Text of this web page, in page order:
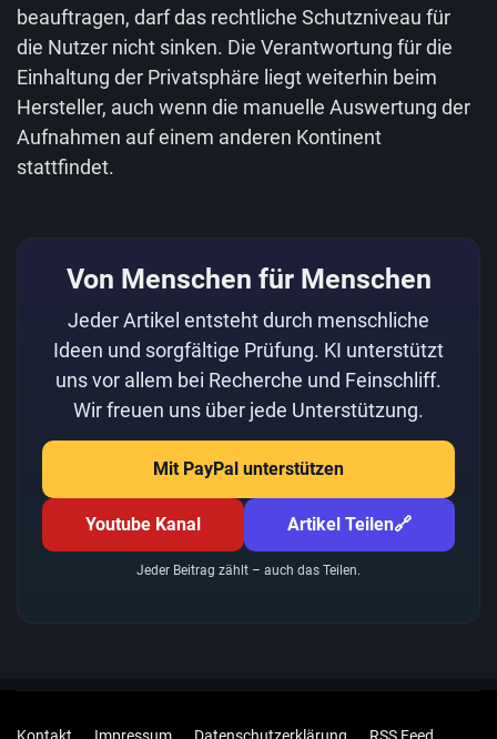
beauftragen, darf das rechtliche Schutzniveau für
die Nutzer nicht sinken. Die Verantwortung für die
Einhaltung der Privatsphäre liegt weiterhin beim
Hersteller, auch wenn die manuelle Auswertung der
Aufnahmen auf einem anderen Kontinent
stattfindet.
Von Menschen für Menschen
Jeder Artikel entsteht durch menschliche
Ideen und sorgfältige Prüfung. KI unterstützt
uns vor allem bei Recherche und Feinschliff.
Wir freuen uns über jede Unterstützung.
Mit PayPal unterstützen
Youtube Kanal Artikel Teilen🔗
Jeder Beitrag zählt – auch das Teilen.